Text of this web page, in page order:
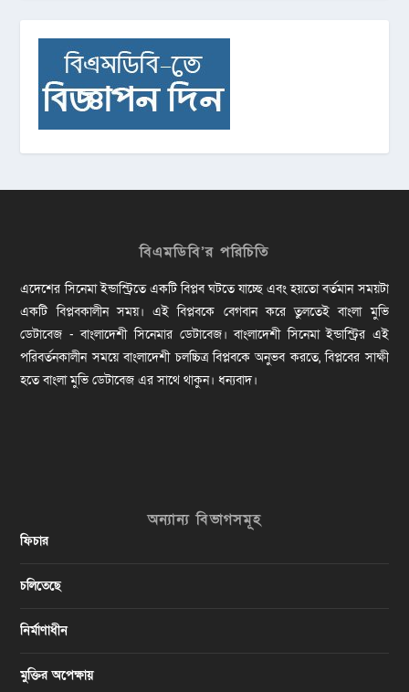
বিএমডিবি’র পরিচিতি
এদেশের সিনেমা ইন্ডাস্ট্রিতে একটি বিপ্লব ঘটতে যাচ্ছে এবং হয়তো বর্তমান সময়টা
একটি বিপ্লবকালীন সময়। এই বিপ্লবকে বেগবান করে তুলতেই বাংলা মুভি
ডেটাবেজ - বাংলাদেশী সিনেমার ডেটাবেজ। বাংলাদেশী সিনেমা ইন্ডাস্ট্রির এই
পরিবর্তনকালীন সময়ে বাংলাদেশী চলচ্চিত্র বিপ্লবকে অনুভব করতে, বিপ্লবের সাক্ষী
হতে বাংলা মুভি ডেটাবেজ এর সাথে থাকুন। ধন্যবাদ।
অন্যান্য বিভাগসমূহ
ফিচার
চলিতেছে
নির্মাণাধীন
মুক্তির অপেক্ষায়